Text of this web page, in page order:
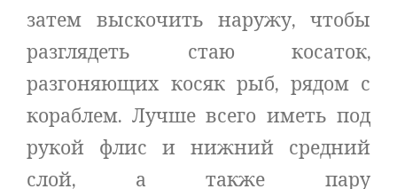
затем выскочить наружу, чтобы
разглядеть стаю косаток,
разгоняющих косяк рыб, рядом с
кораблем. Лучше всего иметь под
рукой флис и нижний средний
слой, а также пару